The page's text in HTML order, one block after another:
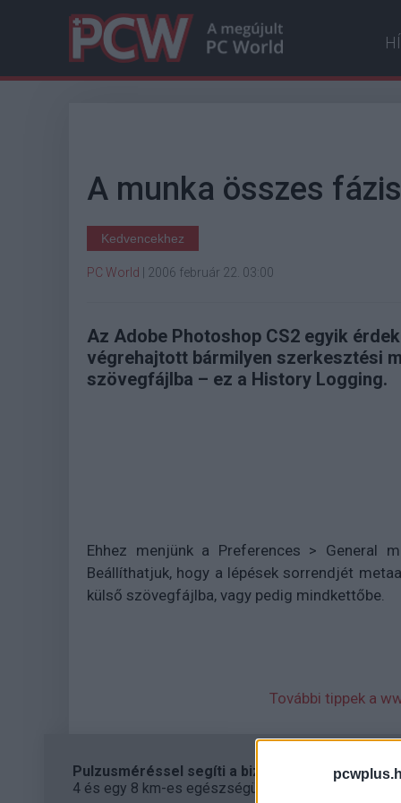
A munka összes
Kedvencekhez
PC World 2006 február 22. 03:00
Az Adobe Photoshop CS2 egyik
végrehajtott bármilyen szerkesztési
szövegfájlba – ez a History Logging.
Ehhez menjünk a Preferences > General
Beállíthatjuk, hogy a lépések sorrendjét
külső szövegfájlba, vagy pedig mindkettőbe.
További tippek a
Pulzusméréssel segíti a biztonságos mozgást
4 és egy 8 km-es egészségügyi tanösvény nyílt